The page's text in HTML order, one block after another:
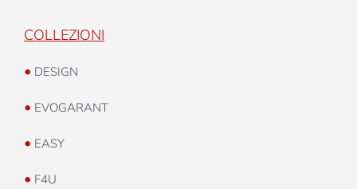
COLLEZIONI
• DESIGN
• EVOGARANT
• EASY
• F4U